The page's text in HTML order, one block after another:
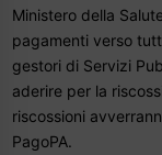
Ministero della
pagamenti verso
gestori di Servizi
aderire per la
riscossioni
PagoPA.